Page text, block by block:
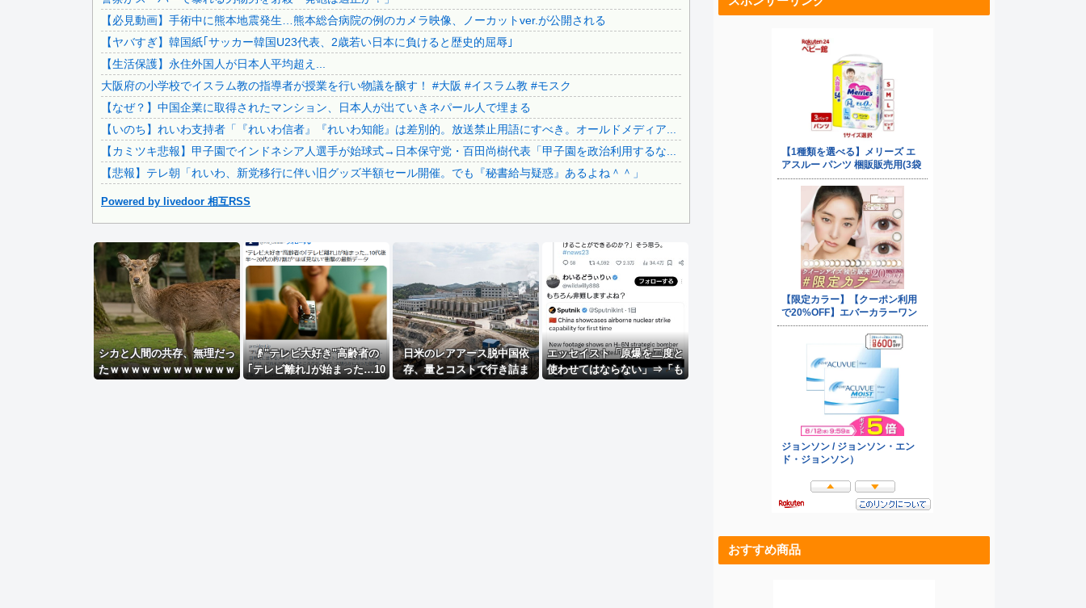
ジャンポケ斎藤と代理人のやりとり、「地獄すぎて完全にコン...
【速報】 玉川徹「死んでいなければ銃刀法違反と公務執行妨...
日本をダメにした総理大臣、ワースト１位が同点でこの人ｗｗ...
【速報】 みいちゃん、覚醒し戦闘民族化。お子様二人をフル...
【ネット騒然】 元ジャンポケ斉藤の妻、夫の求刑7年翌日に...
【悲報】 マイナ保険証のクソぶり、バレるｗｗｗｗｗｗｗｗ...
【なぜ？】中国企業に取得されたマンション、日本人が出てい...
【いのち】れいわ支持者「『れいわ信者』『れいわ知能』は差...
日本旅行キャンセルすべきか…1万年ぶり史上最大級の火山の...
無気力な韓国代表、オーストリアにも0-1で敗北…3月のA...
3.1節がある月なのに…3月のカレンダーに日本の富士山・...
韓国代表、コートジボワールに0対4で完敗＝韓国の反応
【必見動画】手術中に熊本地震発生…熊本総合病院の例のカメラ映像、ノーカットver.が公開される
【ヤバすぎ】韓国紙｢サッカー韓国U23代表、2歳若い日本に負けると歴史的屈辱｣
【生活保護】永住外国人が日本人平均超え...
大阪府の小学校でイスラム教の指導者が授業を行い物議を醸す！ #大阪 #イスラム教 #モスク
【なぜ？】中国企業に取得されたマンション、日本人が出ていきネパール人で埋まる
【いのち】れいわ支持者「『れいわ信者』『れいわ知能』は差別的。放送禁止用語にすべき。オールドメディア...
【カミツキ悲報】甲子園でインドネシア人選手が始球式→日本保守党・百田尚樹代表「甲子園を政治利用するな...
【悲報】テレ朝「れいわ、新党移行に伴い旧グッズ半額セール開催。でも『秘書給与疑惑』あるよね＾＾」
Powered by livedoor 相互RSS
シカと人間の共存、無理だっ
たｗｗｗｗｗｗｗｗｗｗｗｗ
👴"テレビ大好き"高齢者の
｢テレビ離れ｣が始まった…10
日米のレアアース脱中国依
存、量とコストで行き詰ま
エッセイスト「原爆を二度と
使わせてはならない」⇒「も
おすすめ商品